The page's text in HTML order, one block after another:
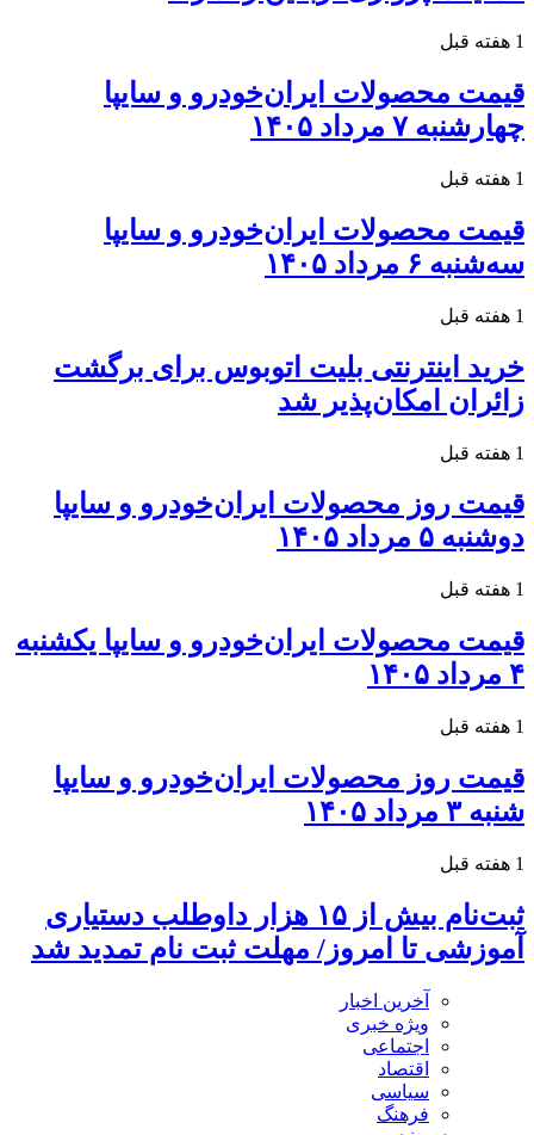
1 هفته قبل
قیمت محصولات ایران‌خودرو و سایپا
چهارشنبه ۷ مرداد ۱۴۰۵
1 هفته قبل
قیمت محصولات ایران‌خودرو و سایپا
سه‌شنبه ۶ مرداد ۱۴۰۵
1 هفته قبل
خرید اینترنتی بلیت اتوبوس برای برگشت
زائران امکان‌پذیر شد
1 هفته قبل
قیمت روز محصولات ایران‌خودرو و سایپا
دوشنبه ۵ مرداد ۱۴۰۵
1 هفته قبل
قیمت محصولات ایران‌خودرو و سایپا یکشنبه
۴ مرداد ۱۴۰۵
1 هفته قبل
قیمت روز محصولات ایران‌خودرو و سایپا
شنبه ۳ مرداد ۱۴۰۵
1 هفته قبل
ثبت‌نام بیش از ۱۵ هزار داوطلب دستیاری
آموزشی تا امروز/ مهلت ثبت نام تمدید شد
آخرین اخبار
ویژه خبری
اجتماعی
اقتصاد
سیاسی
فرهنگ